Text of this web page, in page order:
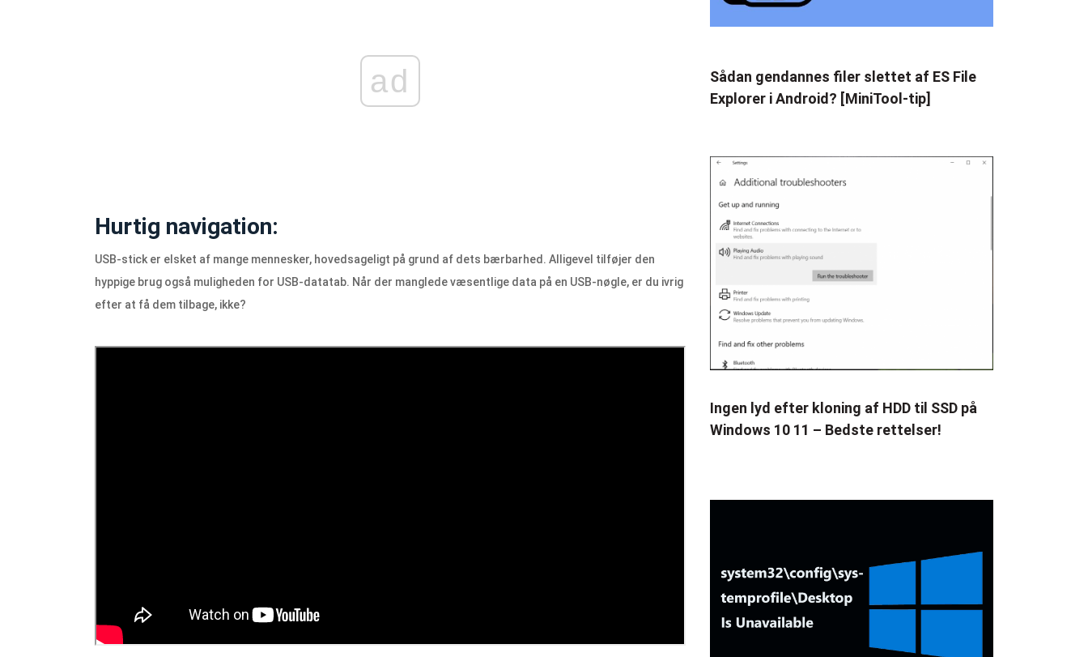
ad
Hurtig navigation:
USB-stick er elsket af mange mennesker, hovedsageligt på grund af dets bærbarhed. Alligevel tilføjer den
hyppige brug også muligheden for USB-datatab. Når der manglede væsentlige data på en USB-nøgle, er du ivrig
efter at få dem tilbage, ikke?
Sådan gendannes filer slettet af ES File
Explorer i Android? [MiniTool-tip]
Ingen lyd efter kloning af HDD til SSD på
Windows 10 11 – Bedste rettelser!